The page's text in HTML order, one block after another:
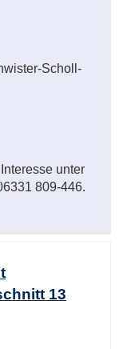
Scholl-
unter
809-446.
13